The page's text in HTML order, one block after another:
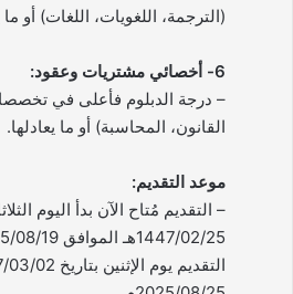
(الترجمة، اللغويات، اللغات) أو ما
6- أخصائي مشتريات وعقود:
– درجة الدبلوم فأعلى في
القانون، المحاسبة) أو ما يعادلها.
موعد التقديم:
– التقديم مُتاح الآن بدأ اليوم